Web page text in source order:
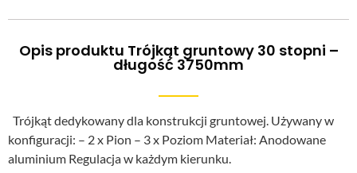
Opis produktu Trójkąt gruntowy 30 stopni –
długość 3750mm
Trójkąt dedykowany dla konstrukcji gruntowej. Używany w
konfiguracji: – 2 x Pion – 3 x Poziom Materiał: Anodowane
aluminium Regulacja w każdym kierunku.